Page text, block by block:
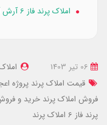
املاک پرند فاز 6 آرش آرمه
قیمت املاک پرند پروژه
فروش املاک پرند خرید و فروش
پرند فاز 6
املاک پرند